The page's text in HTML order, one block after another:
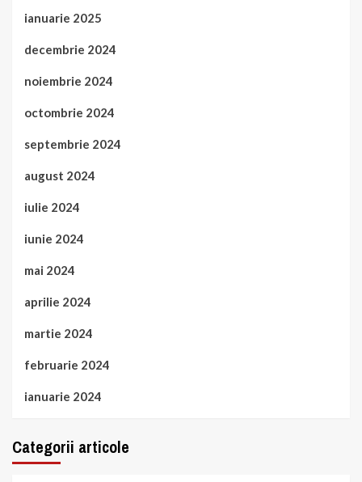
ianuarie 2025
decembrie 2024
noiembrie 2024
octombrie 2024
septembrie 2024
august 2024
iulie 2024
iunie 2024
mai 2024
aprilie 2024
martie 2024
februarie 2024
ianuarie 2024
Categorii articole